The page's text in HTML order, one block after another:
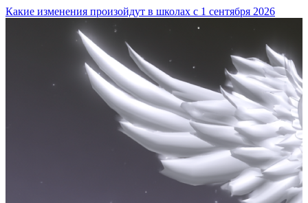
Какие изменения произойдут в школах с 1 сентября 2026